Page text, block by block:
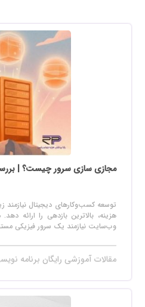
مجازی سازی سرور چیست؟ |
توسعه کسب‌وکارهای دیجیتال نیازمند
هزینه، بالاترین بازدهی را ارائه
وب‌سایت نیازمند یک سرور فیزیکی
مقالات آموزشی رایگان برنامه